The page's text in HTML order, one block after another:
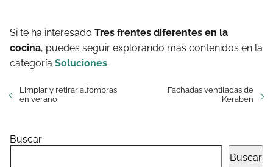
Si te ha interesado Tres frentes diferentes en la
cocina, puedes seguir explorando más contenidos en la
categoría Soluciones.
Limpiar y retirar alfombras
en verano
Fachadas ventiladas de
Keraben
Buscar
Buscar